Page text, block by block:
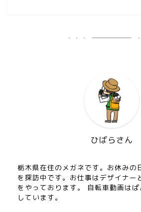
ひばらさん
栃木県在住のメガネです。お休みの
を探訪中です。お仕事はデザイナー
をやっております。 自転車動画は
しています。